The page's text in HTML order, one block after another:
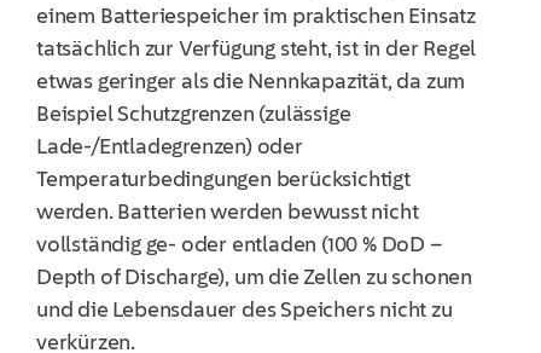
einem Batteriespeicher im praktischen Einsatz
tatsächlich zur Verfügung steht, ist in der Regel
etwas geringer als die Nennkapazität, da zum
Beispiel Schutzgrenzen (zulässige
Lade-/Entladegrenzen) oder
Temperaturbedingungen berücksichtigt
werden. Batterien werden bewusst nicht
vollständig ge- oder entladen (100 % DoD –
Depth of Discharge), um die Zellen zu schonen
und die Lebensdauer des Speichers nicht zu
verkürzen.